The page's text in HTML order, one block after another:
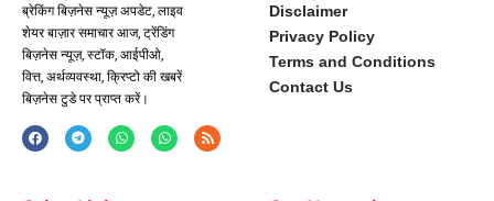
ब्रेकिंग बिज़नेस न्यूज़ अपडेट, लाइव
शेयर बाज़ार समाचार आज, ट्रेंडिंग
बिज़नेस न्यूज़, स्टॉक, आईपीओ,
वित्त, अर्थव्यवस्था, क्रिप्टो की खबरें
बिज़नेस टुडे पर प्राप्त करें।
Disclaimer
Privacy Policy
Terms and Conditions
Contact Us